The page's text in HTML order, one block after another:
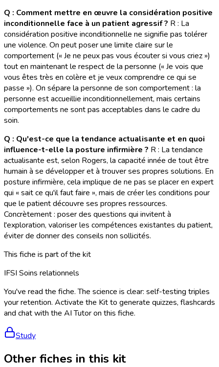
Q : Comment mettre en œuvre la considération positive
inconditionnelle face à un patient agressif ? R : La
considération positive inconditionnelle ne signifie pas tolérer
une violence. On peut poser une limite claire sur le
comportement (« Je ne peux pas vous écouter si vous criez »)
tout en maintenant le respect de la personne (« Je vois que
vous êtes très en colère et je veux comprendre ce qui se
passe »). On sépare la personne de son comportement : la
personne est accueillie inconditionnellement, mais certains
comportements ne sont pas acceptables dans le cadre du
soin.
Q : Qu'est-ce que la tendance actualisante et en quoi
influence-t-elle la posture infirmière ? R : La tendance
actualisante est, selon Rogers, la capacité innée de tout être
humain à se développer et à trouver ses propres solutions. En
posture infirmière, cela implique de ne pas se placer en expert
qui « sait ce qu'il faut faire », mais de créer les conditions pour
que le patient découvre ses propres ressources.
Concrètement : poser des questions qui invitent à
l'exploration, valoriser les compétences existantes du patient,
éviter de donner des conseils non sollicités.
This fiche is part of the kit
IFSI Soins relationnels
You've read the fiche. The science is clear: self-testing triples
your retention. Activate the Kit to generate quizzes, flashcards
and chat with the AI Tutor on this fiche.
Study
Other fiches in this kit